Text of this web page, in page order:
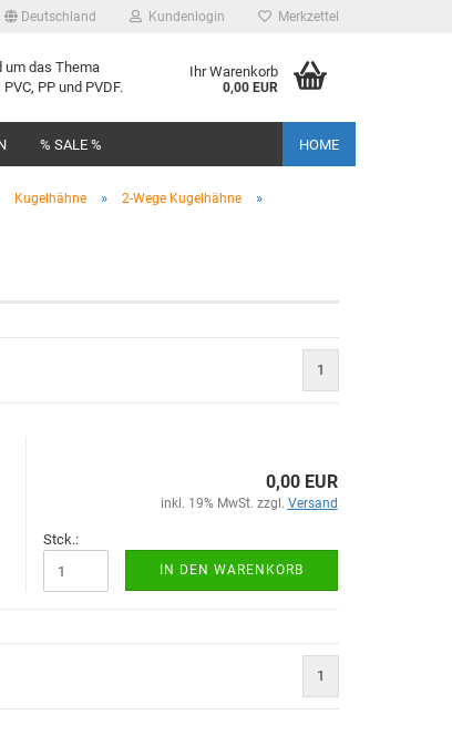
Deutschland Kundenlogin Merkzettel
um das Thema
PP und PVDF.
Ihr Warenkorb
0,00 EUR
% SALE % HOME
Kugelhähne » 2-Wege Kugelhähne »
1
0,00 EUR
inkl. 19% MwSt. zzgl. Versand
Stck.:
IN DEN WARENKORB
1